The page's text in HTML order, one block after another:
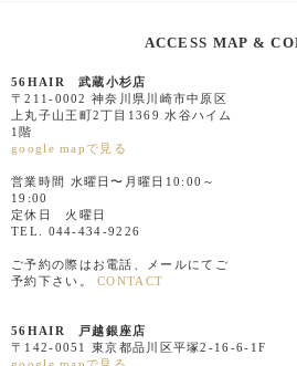
ACCESS MAP &
56HAIR 武蔵小杉店
〒211-0002 神奈川県川崎市中原区
上丸子山王町2丁目1369 水谷ハイム
1階
google mapで見る
営業時間 水曜日〜月曜日10:00～
19:00
定休日 火曜日
TEL. 044-434-9226
ご予約の際はお電話、メールにてご
予約下さい。CONTACT
56HAIR 戸越銀座店
〒142-0051 東京都品川区平塚2-16-6-1F